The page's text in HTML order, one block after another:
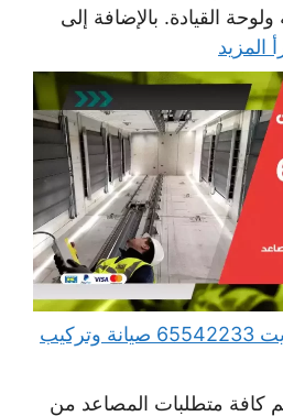
القيادة. بالإضافة إلى
المزيد
صيانة مصاعد في الكويت 65542233 صيانة وتركيب
كافة متطلبات المصاعد من